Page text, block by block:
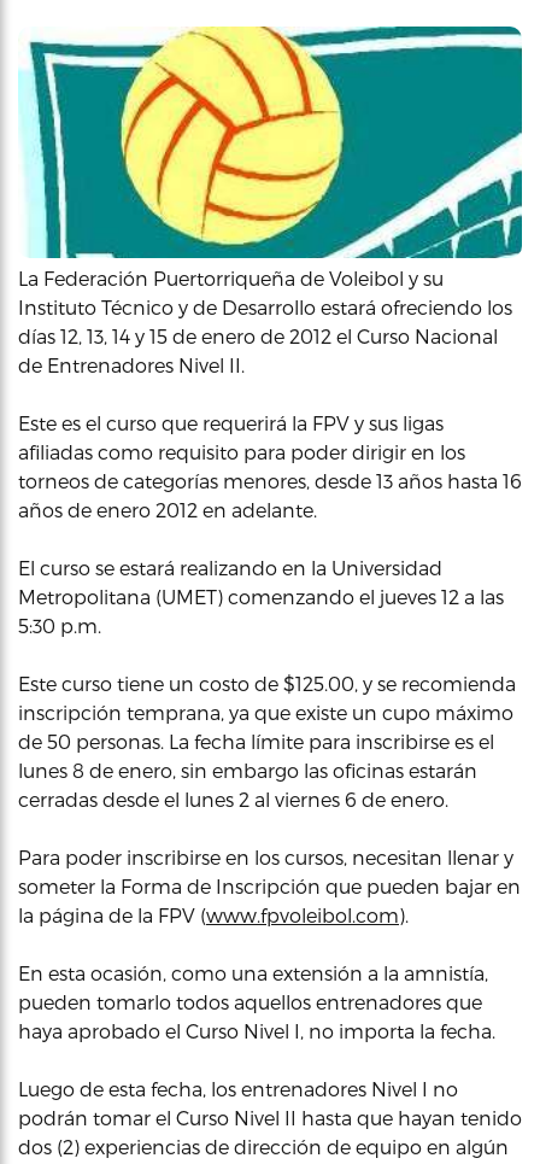
La Federación Puertorriqueña de Voleibol y su
Instituto Técnico y de Desarrollo estará ofreciendo los
días 12, 13, 14 y 15 de enero de 2012 el Curso Nacional
de Entrenadores Nivel II.
Este es el curso que requerirá la FPV y sus ligas
afiliadas como requisito para poder dirigir en los
torneos de categorías menores, desde 13 años hasta 16
años de enero 2012 en adelante.
El curso se estará realizando en la Universidad
Metropolitana (UMET) comenzando el jueves 12 a las
5:30 p.m.
Este curso tiene un costo de $125.00, y se recomienda
inscripción temprana, ya que existe un cupo máximo
de 50 personas. La fecha límite para inscribirse es el
lunes 8 de enero, sin embargo las oficinas estarán
cerradas desde el lunes 2 al viernes 6 de enero.
Para poder inscribirse en los cursos, necesitan llenar y
someter la Forma de Inscripción que pueden bajar en
la página de la FPV (www.fpvoleibol.com).
En esta ocasión, como una extensión a la amnistía,
pueden tomarlo todos aquellos entrenadores que
haya aprobado el Curso Nivel I, no importa la fecha.
Luego de esta fecha, los entrenadores Nivel I no
podrán tomar el Curso Nivel II hasta que hayan tenido
dos (2) experiencias de dirección de equipo en algún